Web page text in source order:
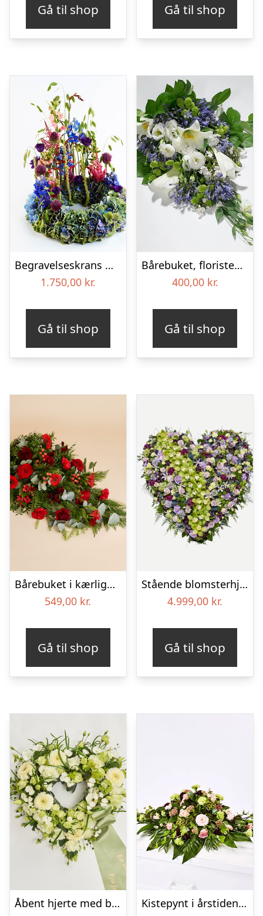
Gå til shop Gå til shop
Begravelseskrans med hortensia og farverige detaljer – Blomster til begravelse
1.750,00 kr.
Gå til shop
Bårebuket, floristens valg – Blomster til begravelse
400,00 kr.
Gå til shop
Bårebuket i kærlighedens farver
549,00 kr.
Gå til shop
Stående blomsterhjerte – Et eksklusivt farvel
4.999,00 kr.
Gå til shop
Åbent hjerte med bånd – Floristens kreative valg
Kistepynt i årstidens blomster – Blomster til begravelse